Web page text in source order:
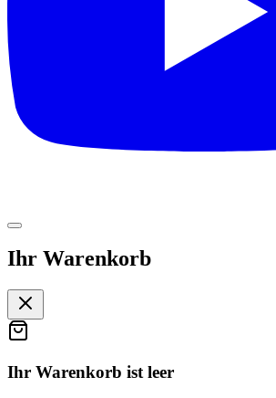
Ihr Warenkorb
Ihr Warenkorb ist leer